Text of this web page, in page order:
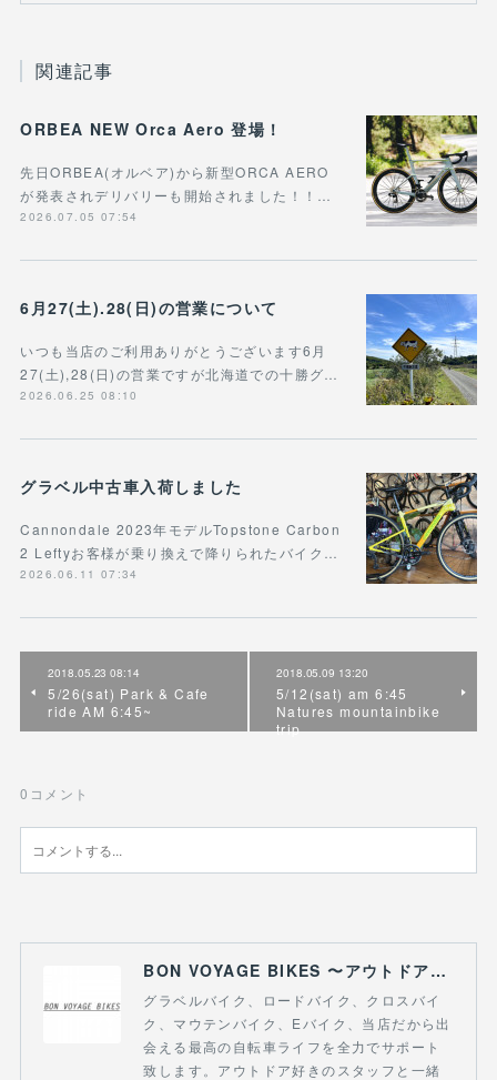
関連記事
ORBEA NEW Orca Aero 登場！
先日ORBEA(オルベア)から新型ORCA AERO
が発表されデリバリーも開始されました！！…
2026.07.05 07:54
6月27(土).28(日)の営業について
いつも当店のご利用ありがとうございます6月
27(土),28(日)の営業ですが北海道での十勝グ…
2026.06.25 08:10
グラベル中古車入荷しました
Cannondale 2023年モデルTopstone Carbon
2 Leftyお客様が乗り換えで降りられたバイク…
2026.06.11 07:34
2018.05.23 08:14
5/26(sat) Park & Cafe
ride AM 6:45~
2018.05.09 13:20
5/12(sat) am 6:45
Natures mountainbike
trip
0 コメント
BON VOYAGE BIKES 〜アウトドアライフにつながる自転車専門店〜
グラベルバイク、ロードバイク、クロスバイ
ク、マウテンバイク、Eバイク、当店だから出
会える最高の自転車ライフを全力でサポート
致します。アウトドア好きのスタッフと一緒